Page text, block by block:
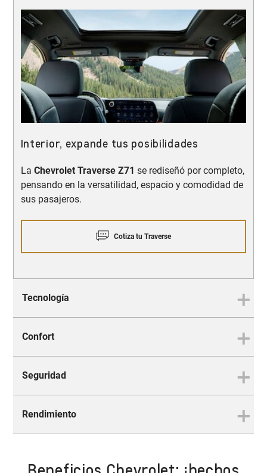
Interior, expande tus posibilidades
La Chevrolet Traverse Z71 se rediseñó por completo,
pensando en la versatilidad, espacio y comodidad de
sus pasajeros.
Cotiza tu Traverse
Tecnología
Innovación que te acompaña
Confort
Espacio para todo
Seguridad
Protección integral 360°
Rendimiento